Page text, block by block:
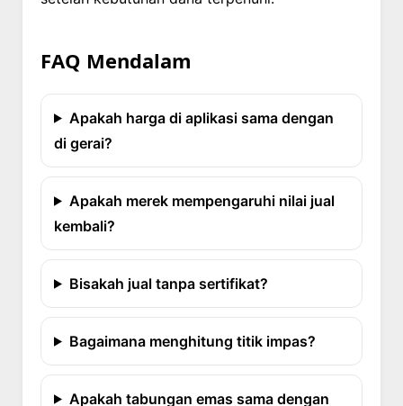
FAQ Mendalam
Apakah harga di aplikasi sama dengan
di gerai?
Apakah merek mempengaruhi nilai jual
kembali?
Bisakah jual tanpa sertifikat?
Bagaimana menghitung titik impas?
Apakah tabungan emas sama dengan